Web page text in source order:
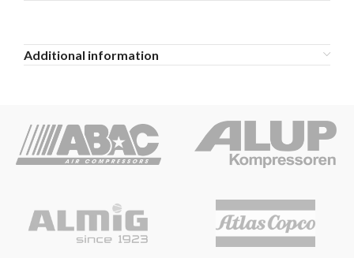
Additional information